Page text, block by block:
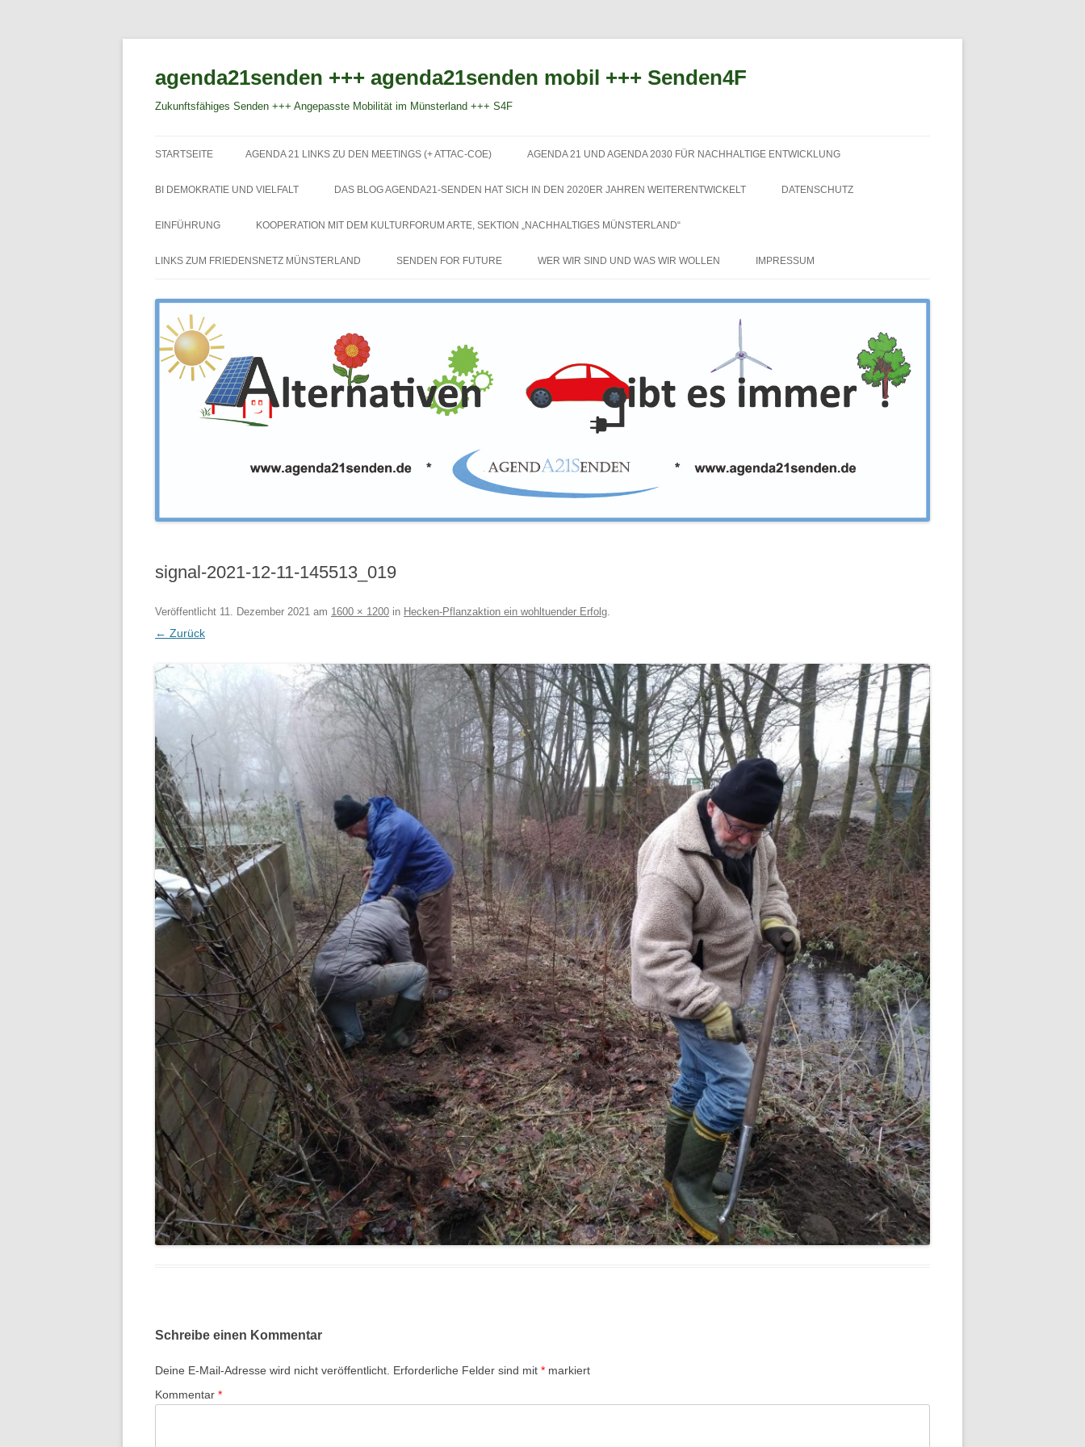
agenda21senden +++ agenda21senden mobil +++ Senden4F
Zukunftsfähiges Senden +++ Angepasste Mobilität im Münsterland +++ S4F
Inhalt
STARTSEITE AGENDA 21 LINKS ZU DEN MEETINGS (+ ATTAC-COE) AGENDA 21 UND AGENDA 2030 FÜR NACHHALTIGE ENTWICKLUNG
BI DEMOKRATIE UND VIELFALT DAS BLOG AGENDA21-SENDEN HAT SICH IN DEN 2020ER JAHREN WEITERENTWICKELT DATENSCHUTZ
EINFÜHRUNG KOOPERATION MIT DEM KULTURFORUM ARTE, SEKTION „NACHHALTIGES MÜNSTERLAND“
LINKS ZUM FRIEDENSNETZ MÜNSTERLAND SENDEN FOR FUTURE WER WIR SIND UND WAS WIR WOLLEN IMPRESSUM
signal-2021-12-11-145513_019
Veröffentlicht 11. Dezember 2021 am 1600 × 1200 in Hecken-Pflanzaktion ein wohltuender Erfolg
← Zurück
Schreibe einen Kommentar
Deine E-Mail-Adresse wird nicht veröffentlicht. Erforderliche Felder sind mit * markiert
Kommentar *